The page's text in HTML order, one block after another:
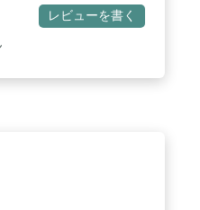
レビューを書く